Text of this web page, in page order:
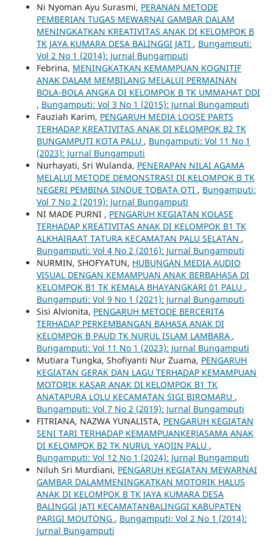
Ni Nyoman Ayu Surasmi, PERANAN METODE
PEMBERIAN TUGAS MEWARNAI GAMBAR DALAM
MENINGKATKAN KREATIVITAS ANAK DI KELOMPOK B
TK JAYA KUMARA DESA BALINGGI JATI , Bungamputi:
Vol 2 No 1 (2014): Jurnal Bungamputi
Febrina, MENINGKATKAN KEMAMPUAN KOGNITIF
ANAK DALAM MEMBILANG MELALUI PERMAINAN
BOLA-BOLA ANGKA DI KELOMPOK B TK UMMAHAT DDI
, Bungamputi: Vol 3 No 1 (2015): Jurnal Bungamputi
Fauziah Karim, PENGARUH MEDIA LOOSE PARTS
TERHADAP KREATIVITAS ANAK DI KELOMPOK B2 TK
BUNGAMPUTI KOTA PALU , Bungamputi: Vol 11 No 1
(2023): Jurnal Bungamputi
Nurhayati, Sri Wulanda, PENERAPAN NILAI AGAMA
MELALUI METODE DEMONSTRASI DI KELOMPOK B TK
NEGERI PEMBINA SINDUE TOBATA OTI , Bungamputi:
Vol 7 No 2 (2019): Jurnal Bungamputi
NI MADE PURNI , PENGARUH KEGIATAN KOLASE
TERHADAP KREATIVITAS ANAK DI KELOMPOK B1 TK
ALKHAIRAAT TATURA KECAMATAN PALU SELATAN ,
Bungamputi: Vol 4 No 2 (2016): Jurnal Bungamputi
NURMIN, SHOFYATUN, HUBUNGAN MEDIA AUDIO
VISUAL DENGAN KEMAMPUAN ANAK BERBAHASA DI
KELOMPOK B1 TK KEMALA BHAYANGKARI 01 PALU ,
Bungamputi: Vol 9 No 1 (2021): Jurnal Bungamputi
Sisi Alvionita, PENGARUH METODE BERCERITA
TERHADAP PERKEMBANGAN BAHASA ANAK DI
KELOMPOK B PAUD TK NURUL ISLAM LAMBARA ,
Bungamputi: Vol 11 No 1 (2023): Jurnal Bungamputi
Mutiara Tungka, Shofiyanti Nur Zuama, PENGARUH
KEGIATAN GERAK DAN LAGU TERHADAP KEMAMPUAN
MOTORIK KASAR ANAK DI KELOMPOK B1 TK
ANATAPURA LOLU KECAMATAN SIGI BIROMARU ,
Bungamputi: Vol 7 No 2 (2019): Jurnal Bungamputi
FITRIANA, NAZWA YUNALISTA, PENGARUH KEGIATAN
SENI TARI TERHADAP KEMAMPUANKERJASAMA ANAK
DI KELOMPOK B2 TK NURUL YAQIIN PALU ,
Bungamputi: Vol 12 No 1 (2024): Jurnal Bungamputi
Niluh Sri Murdiani, PENGARUH KEGIATAN MEWARNAI
GAMBAR DALAMMENINGKATKAN MOTORIK HALUS
ANAK DI KELOMPOK B TK JAYA KUMARA DESA
BALINGGI JATI KECAMATANBALINGGI KABUPATEN
PARIGI MOUTONG , Bungamputi: Vol 2 No 1 (2014):
Jurnal Bungamputi